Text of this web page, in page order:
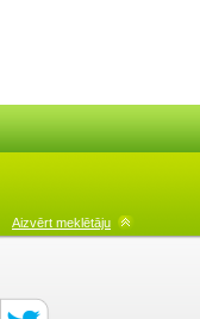
Aizvērt meklētāju